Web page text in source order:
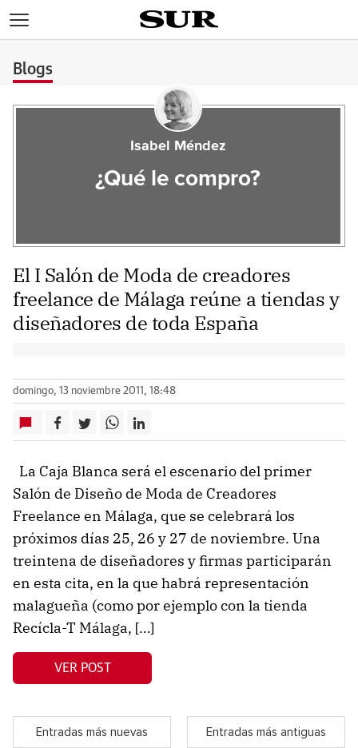
Blogs
Isabel Méndez
¿Qué le compro?
El I Salón de Moda de creadores
freelance de Málaga reúne a tiendas y
diseñadores de toda España
domingo, 13 noviembre 2011, 18:48
La Caja Blanca será el escenario del primer
Salón de Diseño de Moda de Creadores
Freelance en Málaga, que se celebrará los
próximos días 25, 26 y 27 de noviembre. Una
treintena de diseñadores y firmas participarán
en esta cita, en la que habrá representación
malagueña (como por ejemplo con la tienda
Recícla-T Málaga, […]
VER POST
Entradas más nuevas Entradas más antiguas